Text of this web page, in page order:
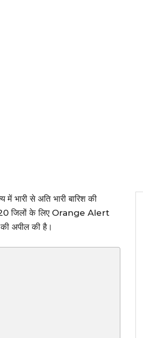
भारी से अति भारी बारिश की
ने 20 जिलों के लिए Orange Alert
अपील की है।